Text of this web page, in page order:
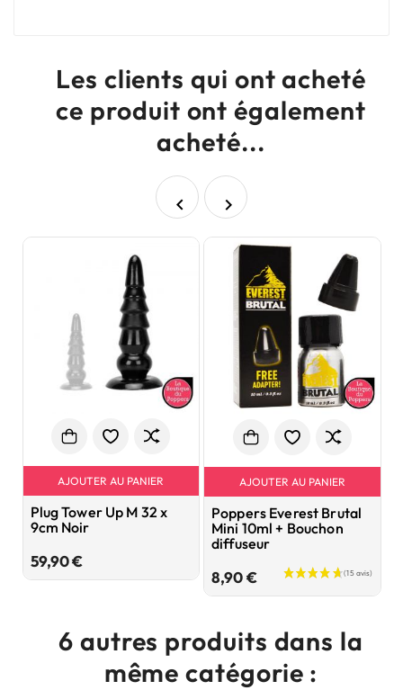
Les clients qui ont acheté
ce produit ont également
acheté...
 
AJOUTER AU PANIER
Plug Tower Up M 32 x
9cm Noir
59,90 €Prix
AJOUTER AU PANIER
Poppers Everest Brutal
Mini 10ml + Bouchon
diffuseur
8,90 €Prix
6 autres produits dans la
même catégorie :